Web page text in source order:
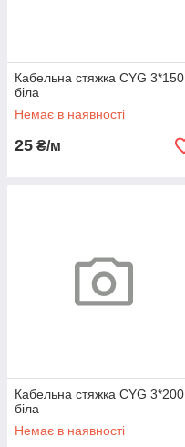
Кабельна стяжка CYG 3*150
біла
Немає в наявності
25 ₴/м
Кабельна стяжка CYG 3*200
біла
Немає в наявності